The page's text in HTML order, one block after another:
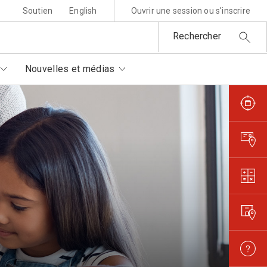
Soutien English Ouvrir une session ou s'inscrire
Rechercher
et règlements
environnementale
et confiance
au père Noël
autorisés
Nouvelles et médias
et interruptions
de filmer et